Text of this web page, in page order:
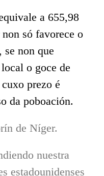
a 655,98
só favorece o
non que
o goce de
prezo é
da poboación.
de Níger.
nuestra
estadounidenses
Instagram